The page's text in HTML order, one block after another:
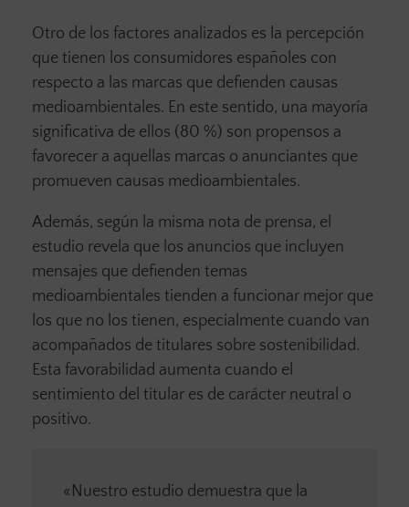
Otro de los factores analizados es la percepción
que tienen los consumidores españoles con
respecto a las marcas que defienden causas
medioambientales. En este sentido, una mayoría
significativa de ellos (80 %) son propensos a
favorecer a aquellas marcas o anunciantes que
promueven causas medioambientales.
Además, según la misma nota de prensa, el
estudio revela que los anuncios que incluyen
mensajes que defienden temas
medioambientales tienden a funcionar mejor que
los que no los tienen, especialmente cuando van
acompañados de titulares sobre sostenibilidad.
Esta favorabilidad aumenta cuando el
sentimiento del titular es de carácter neutral o
positivo.
«Nuestro estudio demuestra que la